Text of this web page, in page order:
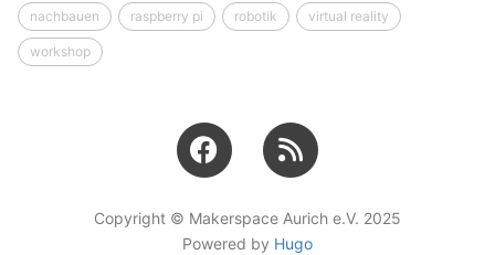
nachbauen raspberry pi robotik virtual reality
workshop
Copyright © Makerspace Aurich e.V. 2025
Powered by Hugo